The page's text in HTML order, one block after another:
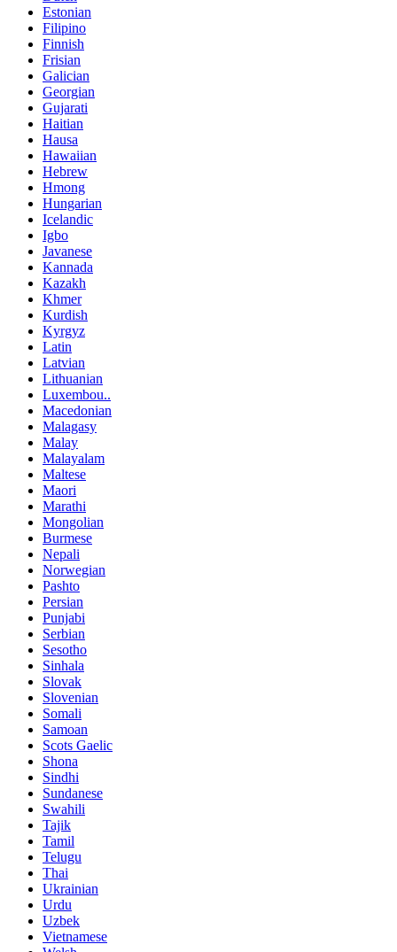
Estonian
Filipino
Finnish
Frisian
Galician
Georgian
Gujarati
Haitian
Hausa
Hawaiian
Hebrew
Hmong
Hungarian
Icelandic
Igbo
Javanese
Kannada
Kazakh
Khmer
Kurdish
Kyrgyz
Latin
Latvian
Lithuanian
Luxembou..
Macedonian
Malagasy
Malay
Malayalam
Maltese
Maori
Marathi
Mongolian
Burmese
Nepali
Norwegian
Pashto
Persian
Punjabi
Serbian
Sesotho
Sinhala
Slovak
Slovenian
Somali
Samoan
Scots Gaelic
Shona
Sindhi
Sundanese
Swahili
Tajik
Tamil
Telugu
Thai
Ukrainian
Urdu
Uzbek
Vietnamese